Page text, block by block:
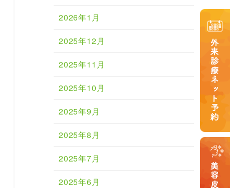
2026年1月
2025年12月
2025年11月
2025年10月
2025年9月
2025年8月
2025年7月
2025年6月